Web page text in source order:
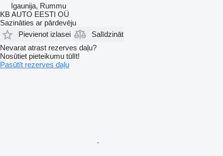
Igaunija, Rummu
KB AUTO EESTI OÜ
Sazināties ar pārdevēju
Pievienot izlasei
Salīdzināt
Nevarat atrast rezerves daļu?
Nosūtiet pieteikumu tūlīt!
Pasūtīt rezerves daļu